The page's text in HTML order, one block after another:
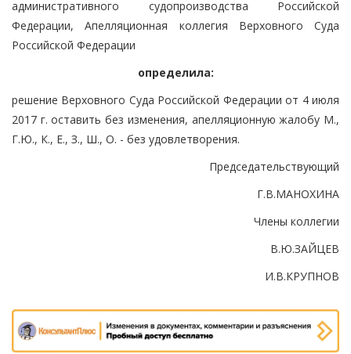
административного судопроизводства Российской
Федерации, Апелляционная коллегия Верховного Суда
Российской Федерации
определила:
решение Верховного Суда Российской Федерации от 4 июля
2017 г. оставить без изменения, апелляционную жалобу М.,
Г.Ю., К., Е., З., Ш., О. - без удовлетворения.
Председательствующий
Г.В.МАНОХИНА
Члены коллегии
В.Ю.ЗАЙЦЕВ
И.В.КРУПНОВ